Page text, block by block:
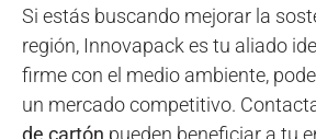
Si estás buscando mejorar la
región, Innovapack es tu aliado
firme con el medio ambiente,
un mercado competitivo.
de cartón pueden beneficiar a tu